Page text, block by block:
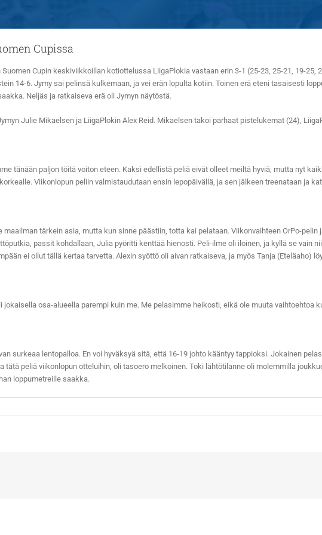
Cupissa
Cupin keskiviikkoillan kotiottelussa LiigaPlokia vastaan erin 3-1 (25-23, 25-21, 19-25,
14-6. Jymy sai pelinsä kulkemaan, ja vei erän lopulta kotiin. Toinen erä eteni tasaisesti
Neljäs ja ratkaiseva erä oli Jymyn näytöstä.
Julie Mikaelsen ja LiigaPlokin Alex Reid. Mikaelsen takoi parhaat pistelukemat (24),
tänään paljon töitä voiton eteen. Kaksi edellistä peliä eivät olleet meiltä hyviä, mutta nyt
Viikonlopun peliin valmistaudutaan ensin lepopäivällä, ja sen jälkeen treenataan ja
tärkein asia, mutta kun sinne päästiin, totta kai pelataan. Viikonvaihteen OrPo-
passit kohdallaan, Julia pyöritti kenttää hienosti. Peli-ilme oli iloinen, ja kyllä se vain
ei ollut tällä kertaa tarvetta. Alexin syöttö oli aivan ratkaiseva, ja myös Tanja (Eteläaho)
osa-alueella parempi kuin me. Me pelasimme heikosti, eikä ole muuta vaihtoehtoa
surkeaa lentopalloa. En voi hyväksyä sitä, että 16-19 johto kääntyy tappioksi. Jokainen
tätä peliä viikonlopun otteluihin, oli tasoero melkoinen. Toki lähtötilanne oli molemmilla
loppumetreille saakka.